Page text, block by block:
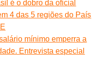
é o dobro da oficial
4 das 5 regiões do País
mínimo emperra a
Entrevista especial